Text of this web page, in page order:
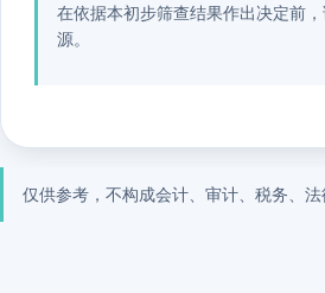
在依据本初步筛查结果作出决定前
源。
仅供参考，不构成会计、审计、税务、法